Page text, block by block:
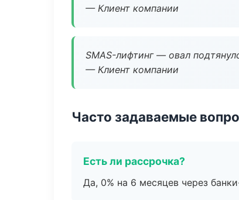
— Клиент компании
SMAS-лифтинг — овал
— Клиент компании
Часто задаваемые
Есть ли рассрочка?
Да, 0% на 6 месяцев через